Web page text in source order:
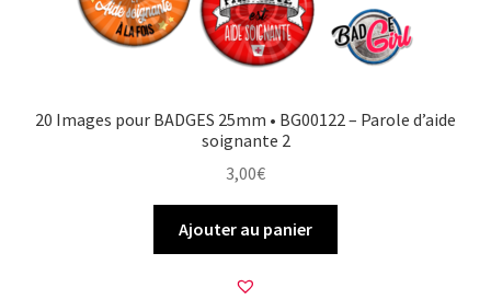
20 Images pour BADGES 25mm • BG00122 – Parole d’aide
soignante 2
3,00€
Ajouter au panier